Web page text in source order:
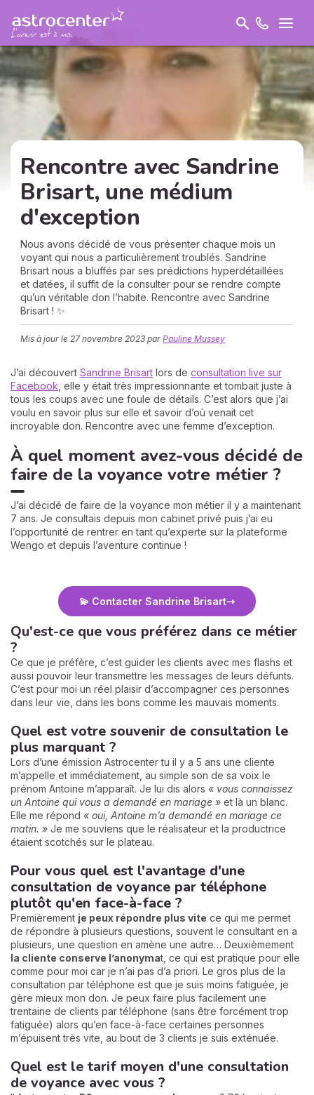
Rencontre avec Sandrine
Brisart, une médium
d'exception
Nous avons décidé de vous présenter chaque mois un
voyant qui nous a particulièrement troublés. Sandrine
Brisart nous a bluffés par ses prédictions hyperdétaillées
et datées, il suffit de la consulter pour se rendre compte
qu’un véritable don l’habite. Rencontre avec Sandrine
Brisart ! ✨
Mis à jour le 27 novembre 2023 par Pauline Mussey
J’ai découvert Sandrine Brisart lors de consultation live sur
Facebook , elle y était très impressionnante et tombait juste à
tous les coups avec une foule de détails. C’est alors que j’ai
voulu en savoir plus sur elle et savoir d’où venait cet
incroyable don. Rencontre avec une femme d’exception.
À quel moment avez-vous décidé de
faire de la voyance votre métier ?
J’ai décidé de faire de la voyance mon métier il y a maintenant
7 ans. Je consultais depuis mon cabinet privé puis j’ai eu
l’opportunité de rentrer en tant qu’experte sur la plateforme
Wengo et depuis l’aventure continue !
💫 Contacter Sandrine Brisart
Qu'est-ce que vous préférez dans ce métier
?
Ce que je préfère, c’est guider les clients avec mes flashs et
aussi pouvoir leur transmettre les messages de leurs défunts.
C’est pour moi un réel plaisir d’accompagner ces personnes
dans leur vie, dans les bons comme les mauvais moments.
Quel est votre souvenir de consultation le
plus marquant ?
Lors d’une émission Astrocenter tu il y a 5 ans une cliente
m’appelle et immédiatement, au simple son de sa voix le
prénom Antoine m’apparaît. Je lui dis alors « vous connaissez
un Antoine qui vous a demandé en mariage » et là un blanc.
Elle me répond « oui, Antoine m’a demandé en mariage ce
matin. » Je me souviens que le réalisateur et la productrice
étaient scotchés sur le plateau.
Pour vous quel est l'avantage d'une
consultation de voyance par téléphone
plutôt qu'en face-à-face ?
Premièrement je peux répondre plus vite ce qui me permet
de répondre à plusieurs questions, souvent le consultant en a
plusieurs, une question en amène une autre… Deuxièmement
la cliente conserve l’anonymat, ce qui est pratique pour elle
comme pour moi car je n’ai pas d’a priori. Le gros plus de la
consultation par téléphone est que je suis moins fatiguée, je
gère mieux mon don. Je peux faire plus facilement une
trentaine de clients par téléphone (sans être forcément trop
fatiguée) alors qu’en face-à-face certaines personnes
m’épuisent très vite, au bout de 3 clients je suis exténuée.
Quel est le tarif moyen d'une consultation
de voyance avec vous ?